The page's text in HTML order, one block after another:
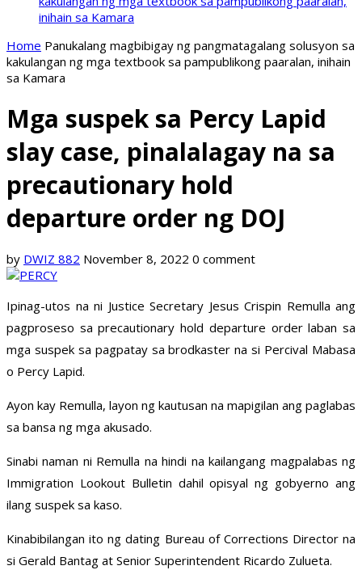
inihain sa Kamara
Home Panukalang magbibigay ng pangmatagalang solusyon sa
kakulangan ng mga textbook sa pampublikong paaralan, inihain
sa Kamara
Mga suspek sa Percy Lapid
slay case, pinalalagay na sa
precautionary hold
departure order ng DOJ
by DWIZ 882 November 8, 2022 0 comment
Ipinag-utos na ni Justice Secretary Jesus Crispin Remulla ang
pagproseso sa precautionary hold departure order laban sa
mga suspek sa pagpatay sa brodkaster na si Percival Mabasa
o Percy Lapid.
Ayon kay Remulla, layon ng kautusan na mapigilan ang paglabas
sa bansa ng mga akusado.
Sinabi naman ni Remulla na hindi na kailangang magpalabas ng
Immigration Lookout Bulletin dahil opisyal ng gobyerno ang
ilang suspek sa kaso.
Kinabibilangan ito ng dating Bureau of Corrections Director na
si Gerald Bantag at Senior Superintendent Ricardo Zulueta.